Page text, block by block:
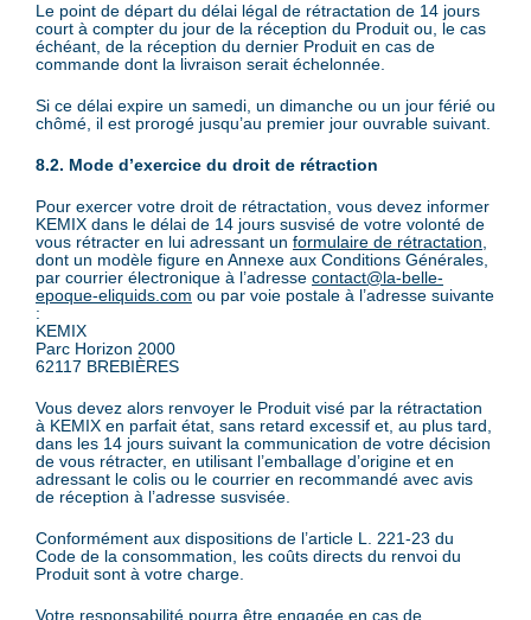
Le point de départ du délai légal de rétractation de 14 jours
court à compter du jour de la réception du Produit ou, le cas
échéant, de la réception du dernier Produit en cas de
commande dont la livraison serait échelonnée.
Si ce délai expire un samedi, un dimanche ou un jour férié ou
chômé, il est prorogé jusqu’au premier jour ouvrable suivant.
8.2. Mode d’exercice du droit de rétraction
Pour exercer votre droit de rétractation, vous devez informer
KEMIX dans le délai de 14 jours susvisé de votre volonté de
vous rétracter en lui adressant un formulaire de rétractation,
dont un modèle figure en Annexe aux Conditions Générales,
par courrier électronique à l’adresse contact@la-belle-
epoque-eliquids.com ou par voie postale à l’adresse suivante
:
KEMIX
Parc Horizon 2000
62117 BREBIÈRES
Vous devez alors renvoyer le Produit visé par la rétractation
à KEMIX en parfait état, sans retard excessif et, au plus tard,
dans les 14 jours suivant la communication de votre décision
de vous rétracter, en utilisant l’emballage d’origine et en
adressant le colis ou le courrier en recommandé avec avis
de réception à l’adresse susvisée.
Conformément aux dispositions de l’article L. 221-23 du
Code de la consommation, les coûts directs du renvoi du
Produit sont à votre charge.
Votre responsabilité pourra être engagée en cas de